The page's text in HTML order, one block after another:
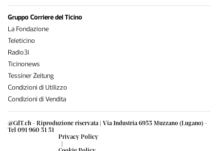
@CdT.ch - Riproduzione riservata | Via Industria 6933 Muzzano (Lugano) -
Tel 091 960 31 31
Privacy Policy
|
Gruppo Corriere del Ticino
La Fondazione
Teleticino
Radio3i
Ticinonews
Tessiner Zeitung
Condizioni di Utilizzo
Condizioni di Vendita